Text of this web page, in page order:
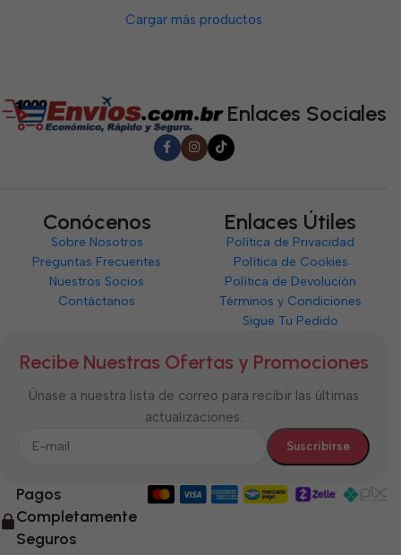
Cargar más productos
Enlaces Sociales
Conócenos
Sobre Nosotros
Preguntas Frecuentes
Nuestros Socios
Contáctanos
Enlaces Útiles
Política de Privacidad
Política de Cookies
Política de Devolución
Términos y Condiciones
Sigue Tu Pedido
Recibe Nuestras Ofertas y Promociones
Únase a nuestra lista de correo para recibir las últimas
actualizaciones.
Pagos
Completamente
Seguros